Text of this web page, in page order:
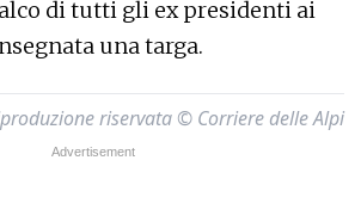
di tutti gli ex presidenti ai
una targa.
riservata © Corriere delle Alpi